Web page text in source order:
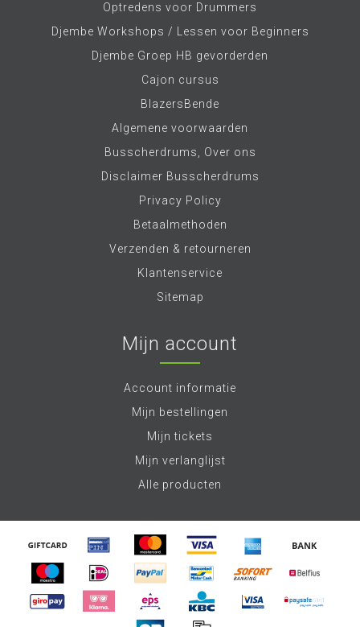
Optredens voor Drummers
Djembe Workshops / Lessen voor Beginners
Djembe Groep HB gevorderden
Cajon cursus
BlazersBende
Algemene voorwaarden
Busscherdrums, Over ons
Disclaimer Busscherdrums
Privacy Policy
Betaalmethoden
Verzenden & retourneren
Klantenservice
Sitemap
Mijn account
Account informatie
Mijn bestellingen
Mijn tickets
Mijn verlanglijst
Alle producten